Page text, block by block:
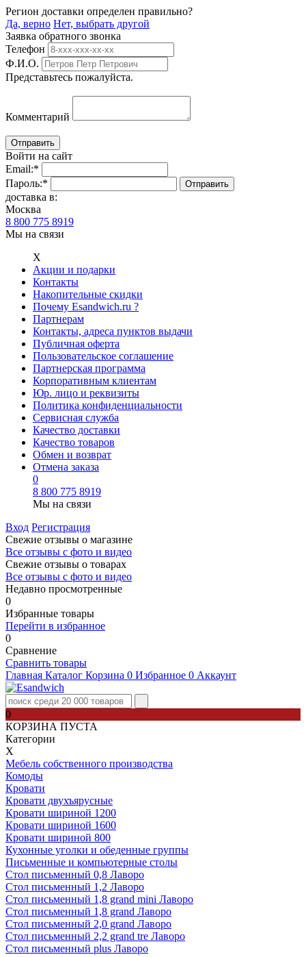
Регион доставки определен правильно?
Да, верно Нет, выбрать другой
Заявка обратного звонка
Телефон
Ф.И.О.
Представьтесь пожалуйста.
Комментарий
Войти на сайт
Email:*
Пароль:*
доставка в:
Москва
8 800 775 8919
Мы на связи
Х
Акции и подарки
Контакты
Накопительные скидки
Почему Esandwich.ru ?
Партнерам
Контакты, адреса пунктов выдачи
Публичная оферта
Пользовательское соглашение
Партнерская программа
Корпоративным клиентам
Юр. лицо и реквизиты
Политика конфиденциальности
Сервисная служба
Качество доставки
Качество товаров
Обмен и возврат
Отмена заказа
0
8 800 775 8919
Мы на связи
Вход Регистрация
Свежие отзывы о магазине
Все отзывы с фото и видео
Свежие отзывы о товарах
Все отзывы c фото и видео
Недавно просмотренные
0
Избранные товары
Перейти в избранное
0
Сравнение
Сравнить товары
Главная Каталог Корзина 0 Избранное 0 Аккаунт
0
КОРЗИНА ПУСТА
Категории
Х
Мебель собственного производства
Комоды
Кровати
Кровати двухъярусные
Кровати шириной 1200
Кровати шириной 1600
Кровати шириной 800
Кухонные уголки и обеденные группы
Письменные и компьютерные столы
Стол письменный 0,8 Лаворо
Стол письменный 1,2 Лаворо
Стол письменный 1,8 grand mini Лаворо
Стол письменный 1,8 grand Лаворо
Стол письменный 2,0 grand Лаворо
Стол письменный 2,2 grand tre Лаворо
Стол письменный plus Лаворо